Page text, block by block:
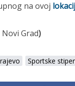
na ovoj
Grad)
Sportske